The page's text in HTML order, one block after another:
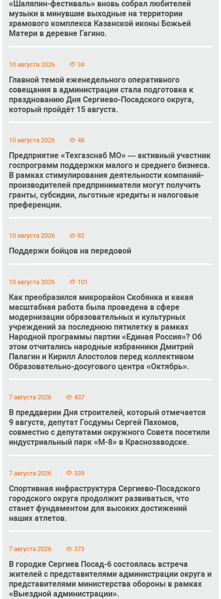
«Шаляпин-фестиваль» вновь собрал любителей
музыки в минувшие выходные на территории
храмового комплекса Казанской иконы Божьей
Матери в деревне Гагино.
10 августа 2026 34
Главной темой еженедельного оперативного
совещания в администрации стала подготовка к
празднованию Дня Сергиево-Посадского округа,
который пройдёт 15 августа.
10 августа 2026 48
Предприятие «Техгазснаб МО» — активный участник
госпрограмм поддержки малого и среднего бизнеса.
В рамках стимулирования деятельности компаний-
производителей предприниматели могут получить
гранты, субсидии, льготные кредиты и налоговые
преференции.
10 августа 2026 82
Поддержи бойцов на передовой
10 августа 2026 101
Как преобразился микрорайон Скобянка и какая
масштабная работа была проведена в сфере
модернизации образовательных и культурных
учреждений за последнюю пятилетку в рамках
Народной программы партии «Единая Россия»? Об
этом отчитались народные избранники Дмитрий
Палагин и Кирилл Апостолов перед коллективом
Образовательно-досугового центра «Октябрь».
7 августа 2026 437
В преддверии Дня строителей, который отмечается
9 августа, депутат Госдумы Сергей Пахомов,
совместно с депутатами окружного Совета посетили
индустриальный парк «М-8» в Краснозаводске.
7 августа 2026 339
Спортивная инфраструктура Сергиево-Посадского
городского округа продолжит развиваться, что
станет фундаментом для высоких достижений
наших атлетов.
7 августа 2026 373
В городке Сергиев Посад-6 состоялась встреча
жителей с представителями администрации округа и
представителями министерства обороны в рамках
«Выездной администрации».